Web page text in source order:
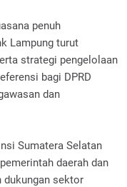
penuh
Lampung turut
strategi pengelolaan
bagi DPRD
dan
Sumatera Selatan
daerah dan
dukungan sektor